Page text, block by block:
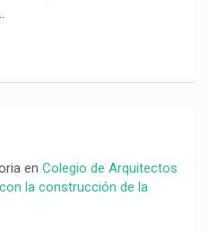
en Colegio de Arquitectos
la construcción de la